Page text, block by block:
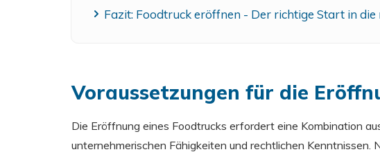
Fazit: Foodtruck eröffnen - Der richtige Start in
Voraussetzungen für die
Die Eröffnung eines Foodtrucks erfordert eine Kombination
unternehmerischen Fähigkeiten und rechtlichen Kenntnissen.